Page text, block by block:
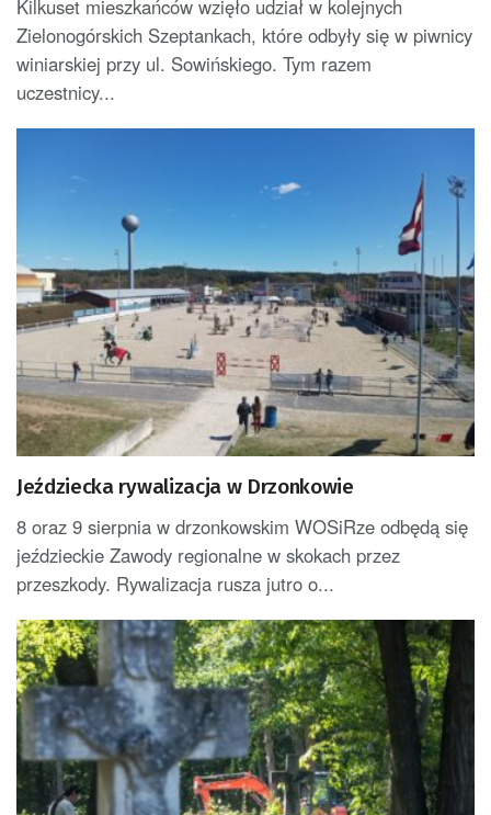
Kilkuset mieszkańców wzięło udział w kolejnych
Zielonogórskich Szeptankach, które odbyły się w piwnicy
winiarskiej przy ul. Sowińskiego. Tym razem
uczestnicy...
Jeździecka rywalizacja w Drzonkowie
8 oraz 9 sierpnia w drzonkowskim WOSiRze odbędą się
jeździeckie Zawody regionalne w skokach przez
przeszkody. Rywalizacja rusza jutro o...